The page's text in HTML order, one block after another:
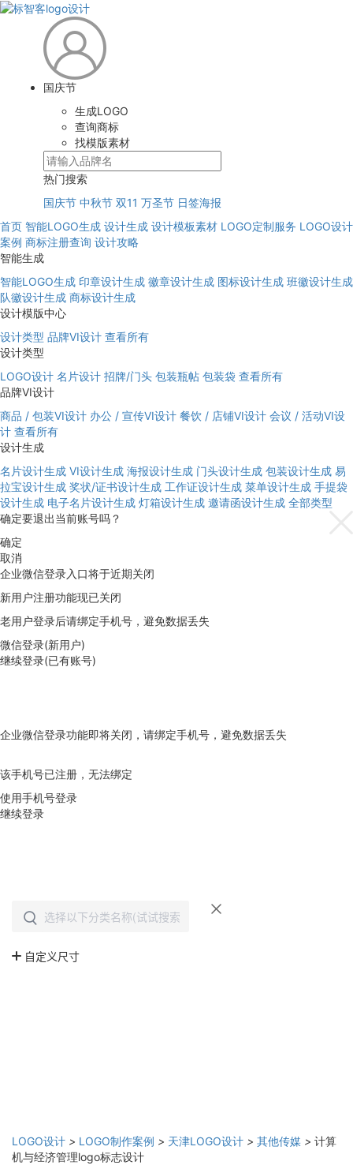
国庆节
生成LOGO
查询商标
找模版素材
热门搜索
国庆节 中秋节 双11 万圣节 日签海报
首页 智能LOGO生成 设计生成 设计模板素材 LOGO定制服务 LOGO设计
案例 商标注册查询 设计攻略
智能生成
智能LOGO生成 印章设计生成 徽章设计生成 图标设计生成 班徽设计生成
队徽设计生成 商标设计生成
设计模版中心
设计类型 品牌VI设计 查看所有
设计类型
LOGO设计 名片设计 招牌/门头 包装瓶帖 包装袋 查看所有
品牌VI设计
商品 / 包装VI设计 办公 / 宣传VI设计 餐饮 / 店铺VI设计 会议 / 活动VI设
计 查看所有
设计生成
名片设计生成 VI设计生成 海报设计生成 门头设计生成 包装设计生成 易
拉宝设计生成 奖状/证书设计生成 工作证设计生成 菜单设计生成 手提袋
设计生成 电子名片设计生成 灯箱设计生成 邀请函设计生成 全部类型
确定要退出当前账号吗？
确定
取消
企业微信登录入口将于近期关闭
新用户注册功能现已关闭
老用户登录后请绑定手机号，避免数据丢失
微信登录(新用户)
继续登录(已有账号)
企业微信登录功能即将关闭，请绑定手机号，避免数据丢失
该手机号已注册，无法绑定
使用手机号登录
继续登录
LOGO设计 > LOGO制作案例 > 天津LOGO设计 > 其他传媒 > 计算
机与经济管理logo标志设计